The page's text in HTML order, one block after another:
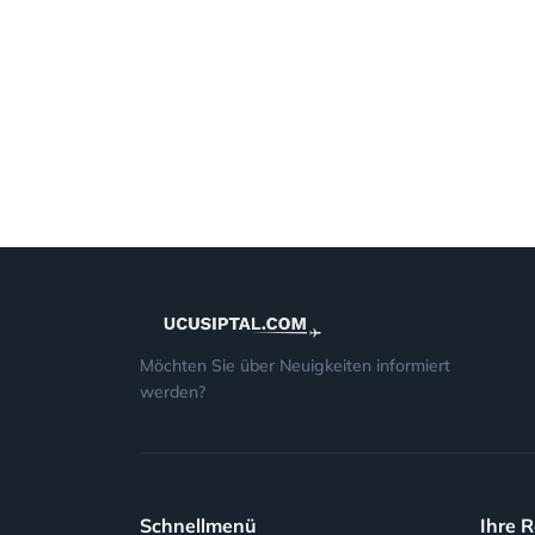
Möchten Sie über Neuigkeiten informiert
werden?
Schnellmenü Ihre